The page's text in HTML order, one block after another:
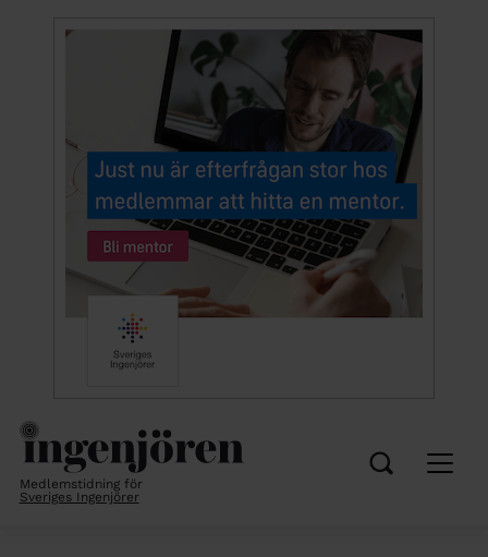
Medlemstidning för
Sveriges Ingenjörer